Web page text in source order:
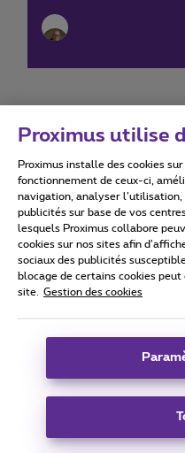
Conditions d'utilisation
Tous droits réservés. © 2026
Conditions générales, info
Coordonnées de l’entreprise
Boulevard du Roi Albert II
Proximus utilise
Proximus installe des cookies
fonctionnement de ceux-ci,
navigation, analyser
publicités sur base de vos
lesquels Proximus collabore
cookies sur nos sites afin
sociaux des publicités
blocage de certains cookies
site.
Gestion des cookies